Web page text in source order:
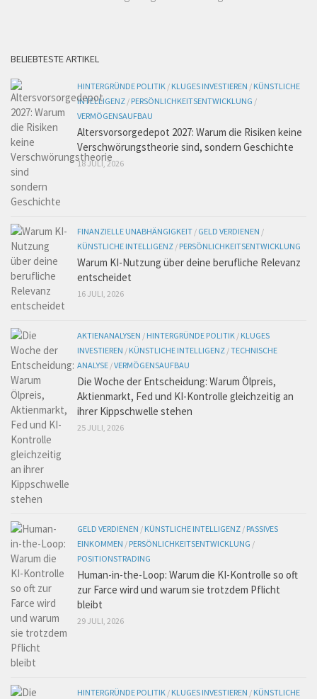
BELIEBTESTE ARTIKEL
HINTERGRÜNDE POLITIK / KLUGES INVESTIEREN / KÜNSTLICHE
INTELLIGENZ / PERSÖNLICHKEITSENTWICKLUNG /
VERMÖGENSAUFBAU
Altersvorsorgedepot 2027: Warum die Risiken keine
Verschwörungstheorie sind, sondern Geschichte
18 JULI, 2026
FINANZIELLE UNABHÄNGIGKEIT / GELD VERDIENEN /
KÜNSTLICHE INTELLIGENZ / PERSÖNLICHKEITSENTWICKLUNG
Warum KI-Nutzung über deine berufliche Relevanz
entscheidet
16 JULI, 2026
AKTIENANALYSEN / HINTERGRÜNDE POLITIK / KLUGES
INVESTIEREN / KÜNSTLICHE INTELLIGENZ /TECHNISCHE
ANALYSE /VERMÖGENSAUFBAU
Die Woche der Entscheidung: Warum Ölpreis,
Aktienmarkt, Fed und KI-Kontrolle gleichzeitig an
ihrer Kippschwelle stehen
25 JULI, 2026
GELD VERDIENEN / KÜNSTLICHE INTELLIGENZ / PASSIVES
EINKOMMEN / PERSÖNLICHKEITSENTWICKLUNG /
POSITIONSTRADING
Human-in-the-Loop: Warum die KI-Kontrolle so oft
zur Farce wird und warum sie trotzdem Pflicht
bleibt
29 JULI, 2026
HINTERGRÜNDE POLITIK / KLUGES INVESTIEREN / KÜNSTLICHE